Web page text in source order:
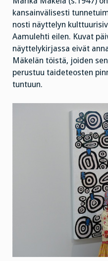
kansainvälisesti
nosti näyttelyn
Aamulehti eilen. Kuvat
näyttelykirjassa eivät
Mäkelän töistä, joiden
perustuu taideteosten
tuntuun.